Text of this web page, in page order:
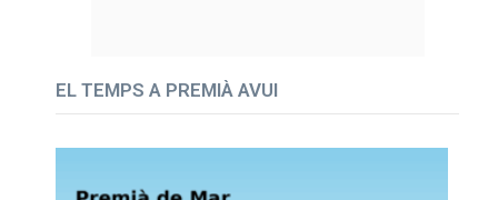
EL TEMPS A PREMIÀ AVUI